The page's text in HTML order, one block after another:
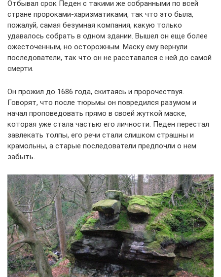
Отбывал срок Педен с такими же собранными по всей
стране пророками-харизматиками, так что это была,
пожалуй, самая безумная компания, какую только
удавалось собрать в одном здании. Вышел он еще более
ожесточенным, но осторожным. Маску ему вернули
последователи, так что он не расставался с ней до самой
смерти.
Он прожил до 1686 года, скитаясь и пророчествуя.
Говорят, что после тюрьмы он повредился разумом и
начал проповедовать прямо в своей жуткой маске,
которая уже стала частью его личности. Педен перестал
завлекать толпы, его речи стали слишком страшны и
крамольны, а старые последователи предпочли о нем
забыть.